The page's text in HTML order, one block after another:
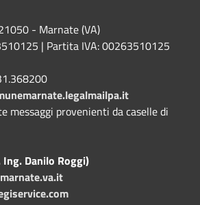
- Marnate (VA)
| Partita IVA: 00263510125
messaggi provenienti da caselle di
Danilo Roggi)